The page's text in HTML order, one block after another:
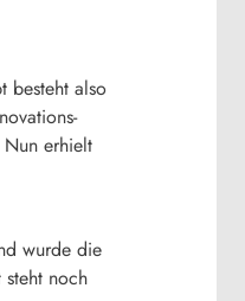
besteht also
erhielt
wurde die
noch